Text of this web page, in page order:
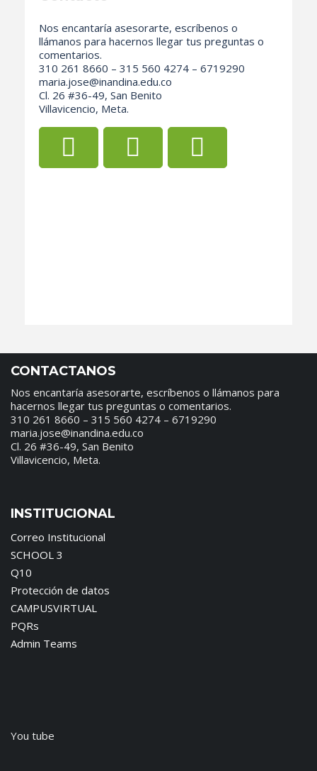
Nos encantaría asesorarte, escríbenos o
llámanos para hacernos llegar tus preguntas o
comentarios.
310 261 8660 – 315 560 4274 – 6719290
maria.jose@inandina.edu.co
Cl. 26 #36-49, San Benito
Villavicencio, Meta.
CONTACTANOS
Nos encantaría asesorarte, escríbenos o llámanos para
hacernos llegar tus preguntas o comentarios.
310 261 8660 – 315 560 4274 – 6719290
maria.jose@inandina.edu.co
Cl. 26 #36-49, San Benito
Villavicencio, Meta.
INSTITUCIONAL
Correo Institucional
SCHOOL 3
Q10
Protección de datos
CAMPUSVIRTUAL
PQRs
Admin Teams
You tube